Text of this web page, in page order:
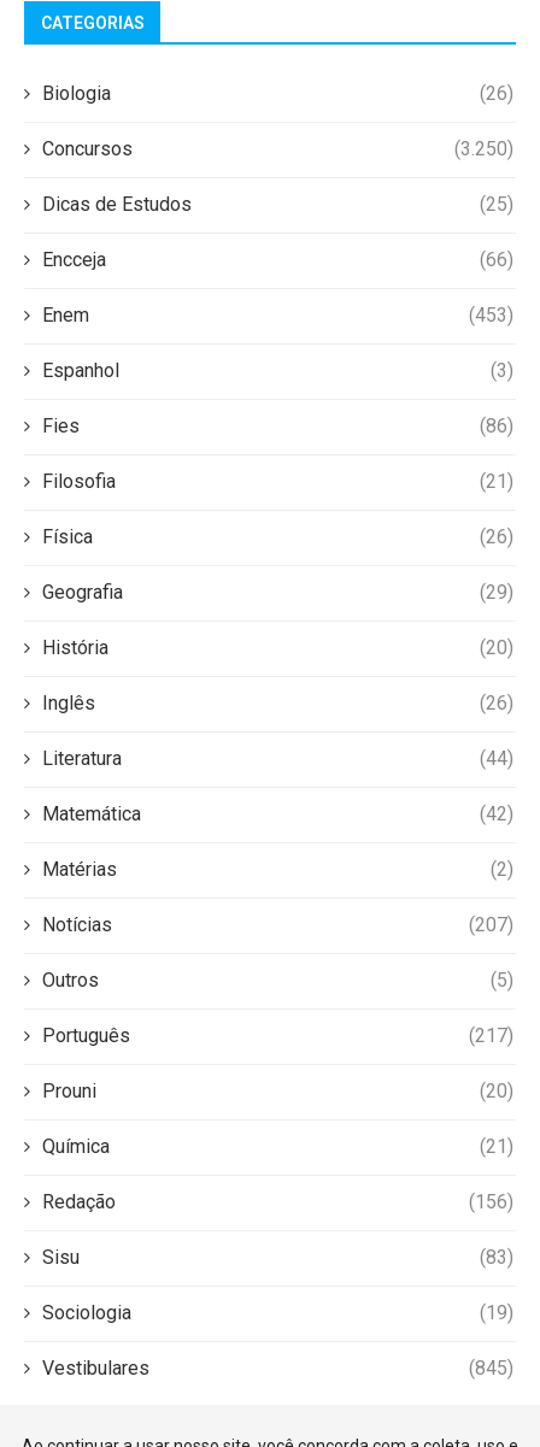
CATEGORIAS
Biologia (26)
Concursos (3.250)
Dicas de Estudos (25)
Encceja (66)
Enem (453)
Espanhol (3)
Fies (86)
Filosofia (21)
Física (26)
Geografia (29)
História (20)
Inglês (26)
Literatura (44)
Matemática (42)
Matérias (2)
Notícias (207)
Outros (5)
Português (217)
Prouni (20)
Química (21)
Redação (156)
Sisu (83)
Sociologia (19)
Vestibulares (845)